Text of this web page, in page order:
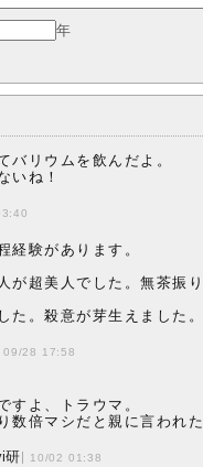
年
バリウムを飲んだよ。
いね！
経験があります。
が超美人でした。無茶振
た。殺意が芽生えました。
09/28 17:58
すよ、トラウマ。
数倍マシだと親に言わ
研 10/02 01:38